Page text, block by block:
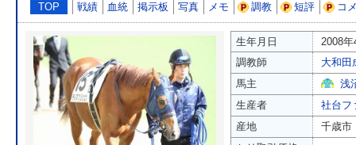
TOP 戦績 血統 掲示板 写真 メモ 調教 短評 コ
生年月日
2008
調教師
大和田
馬主
浅
生産者
社台フ
産地
千歳市